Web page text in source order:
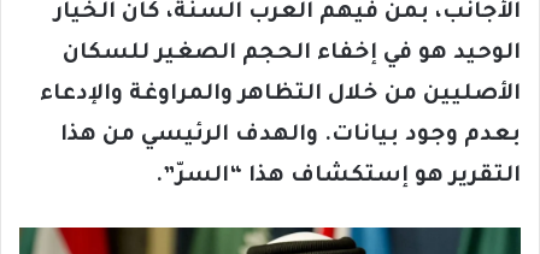
الأجانب، بمن فيهم العرب السنة، كان الخيار
الوحيد هو في إخفاء الحجم الصغير للسكان
الأصليين من خلال التظاهر والمراوغة والإدعاء
بعدم وجود بيانات. والهدف الرئيسي من هذا
التقرير هو إستكشاف هذا “السرّ”.